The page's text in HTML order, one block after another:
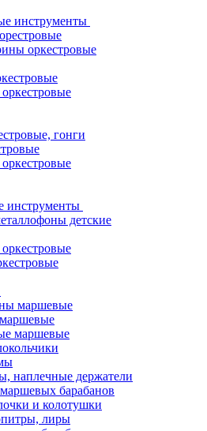
инструменты
оркестровые
гонги
инструменты
детские
маршевые
маршевые
наплечные держатели
барабанов
и колотушки
лиры